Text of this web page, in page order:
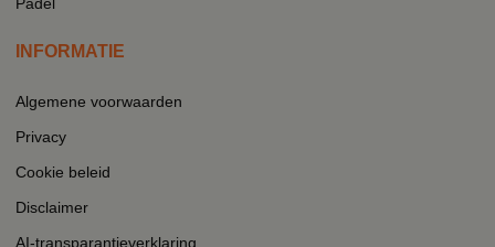
INFORMATIE
Algemene voorwaarden
Privacy
Cookie beleid
Disclaimer
AI-transparantieverklaring